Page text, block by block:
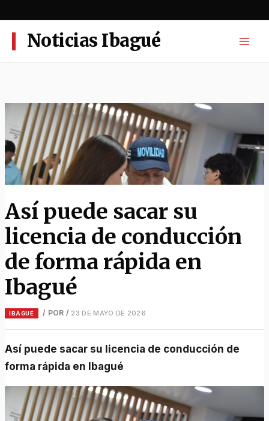
al
contenidoNoticias Ibagué
Así puede sacar su
licencia de conducción
de forma rápida en
Ibagué
IBAGUÉ / POR / 23 DE MAYO DE 2026
Así puede sacar su licencia de conducción de
forma rápida en Ibagué